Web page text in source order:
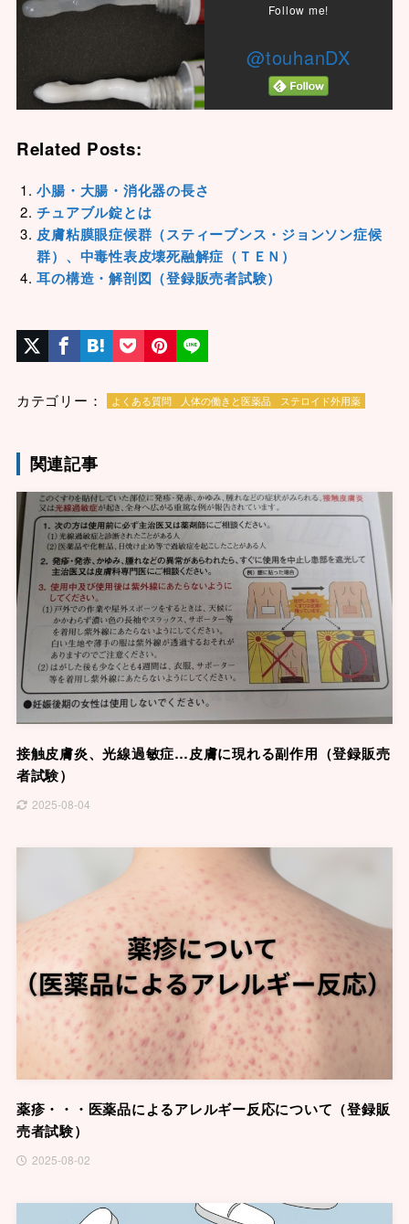
Follow me!
@touhanDX
Related Posts:
小腸・大腸・消化器の長さ
チュアブル錠とは
皮膚粘膜眼症候群（スティーブンス・ジョンソン症候
群）、中毒性表皮壊死融解症（ＴＥＮ）
耳の構造・解剖図（登録販売者試験）
カテゴリー： よくある質問 人体の働きと医薬品 ステロイド外用薬
関連記事
接触皮膚炎、光線過敏症…皮膚に現れる副作用（登録販売
者試験）
2025-08-04
薬疹・・・医薬品によるアレルギー反応について（登録販
売者試験）
2025-08-02